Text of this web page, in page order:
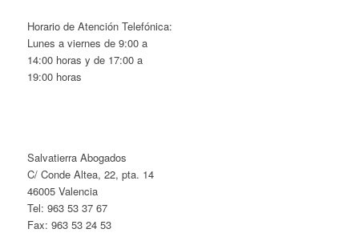
Horario de Atención Telefónica:
Lunes a viernes de 9:00 a
14:00 horas y de 17:00 a
19:00 horas
Salvatierra Abogados
C/ Conde Altea, 22, pta. 14
46005 Valencia
Tel: 963 53 37 67
Fax: 963 53 24 53